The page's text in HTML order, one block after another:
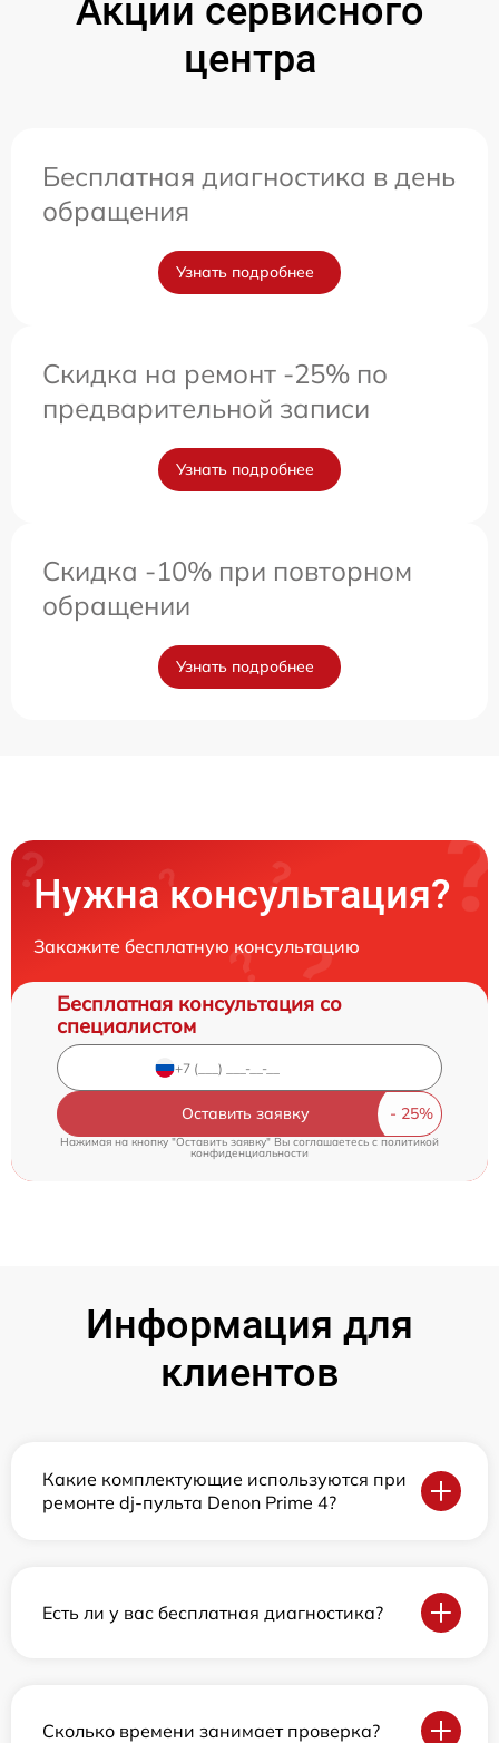
Акции сервисного
центра
Бесплатная диагностика в день
обращения
Узнать подробнее
Скидка на ремонт -25% по
предварительной записи
Узнать подробнее
Скидка -10% при повторном
обращении
Узнать подробнее
Нужна консультация?
Закажите бесплатную консультацию
Бесплатная консультация со
специалистом
Оставить заявку
Нажимая на кнопку "Оставить заявку" Вы соглашаетесь c политикой
конфиденциальности
Информация для
клиентов
Какие комплектующие используются при
ремонте dj-пульта Denon Prime 4?
Есть ли у вас бесплатная диагностика?
Сколько времени занимает проверка?